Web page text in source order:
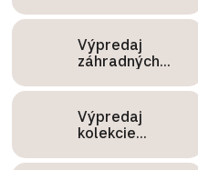
Výpredaj
záhradných
Výpredaj
kolekcie